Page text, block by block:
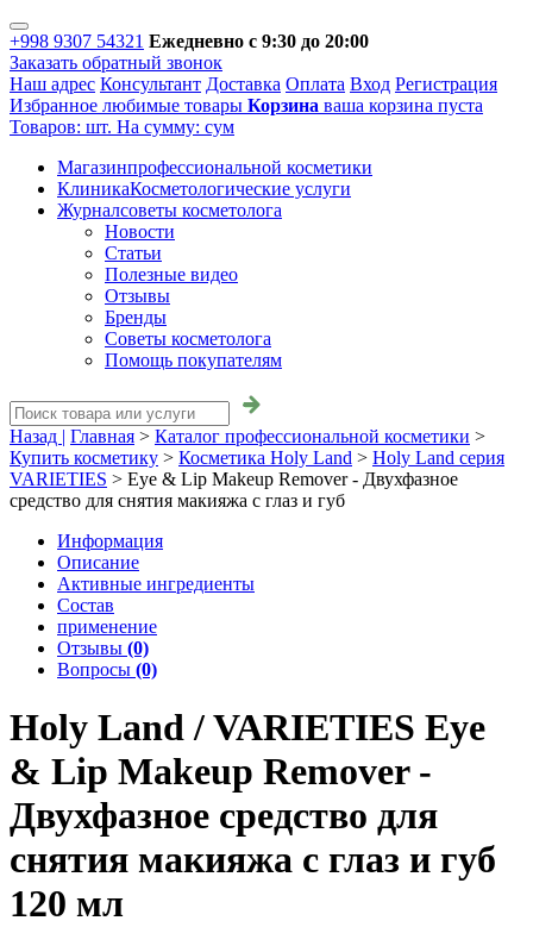
+998 9307 54321 Ежедневно с 9:30 до 20:00
Заказать обратный звонок
Наш адрес Консультант Доставка Оплата Вход Регистрация
Избранное любимые товары Корзина ваша корзина пуста
Товаров: шт. На сумму: сум
Магазинпрофессиональной косметики
КлиникаКосметологические услуги
Журналсоветы косметолога
Новости
Статьи
Полезные видео
Отзывы
Бренды
Советы косметолога
Помощь покупателям
Назад | Главная > Каталог профессиональной косметики >
Купить косметику > Косметика Holy Land > Holy Land серия
VARIETIES > Eye & Lip Makeup Remover - Двухфазное
средство для снятия макияжа с глаз и губ
Информация
Описание
Активные ингредиенты
Состав
применение
Отзывы (0)
Вопросы (0)
Holy Land / VARIETIES Eye
& Lip Makeup Remover -
Двухфазное средство для
снятия макияжа с глаз и губ
120 мл